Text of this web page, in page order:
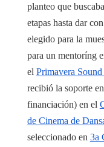
planteo que
etapas hasta dar
elegido para la
para un mentoríng
el Primavera Sound
recibió la soporte
financiación) en el
de Cinema de
seleccionado en 3a